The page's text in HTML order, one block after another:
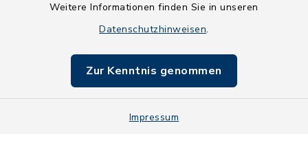
Weitere Informationen finden Sie in unseren
Datenschutzhinweisen.
Zur Kenntnis genommen
Impressum
Barrierefreiheit
Impressum
Sitemap